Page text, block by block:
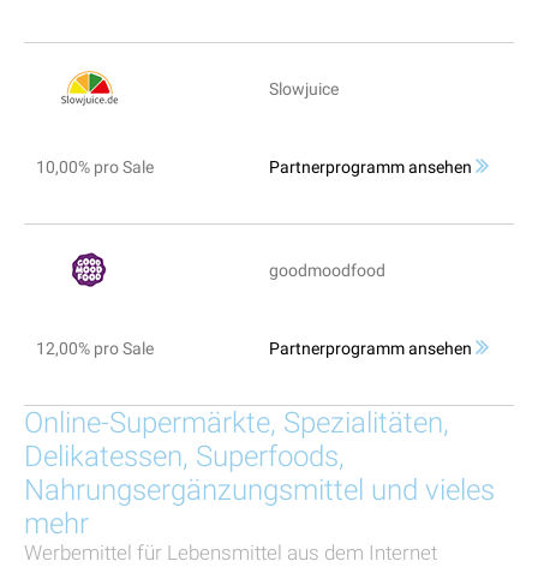
Slowjuice
10,00% pro Sale Partnerprogramm ansehen
goodmoodfood
12,00% pro Sale Partnerprogramm ansehen
Online-Supermärkte, Spezialitäten,
Delikatessen, Superfoods,
Nahrungsergänzungsmittel und vieles
mehr
Werbemittel für Lebensmittel aus dem Internet